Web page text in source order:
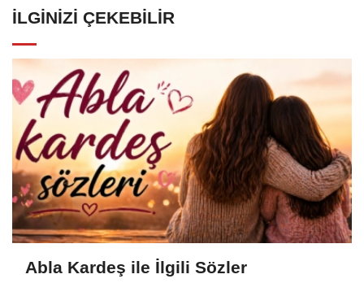
İLGINIZI ÇEKEBILIR
Abla Kardeş ile İlgili Sözler